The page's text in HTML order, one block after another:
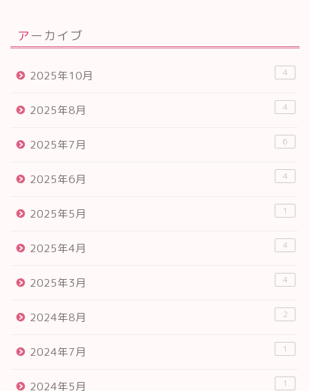
アーカイブ
2025年10月 4
2025年8月 4
2025年7月 6
2025年6月 4
2025年5月 1
2025年4月 4
2025年3月 4
2024年8月 2
2024年7月 1
2024年5月 1